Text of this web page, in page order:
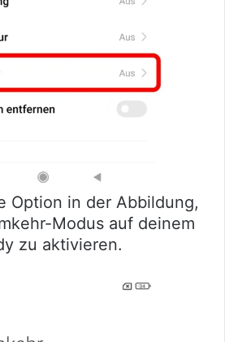
Option in der Abbildung,
Modus auf deinem
zu aktivieren.